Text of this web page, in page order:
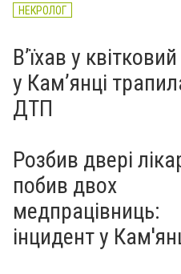
НЕКРОЛОГ
Вʼїхав у
у Камʼянці
ДТП
Розбив двері
побив двох
медпрацівниць:
інцидент у